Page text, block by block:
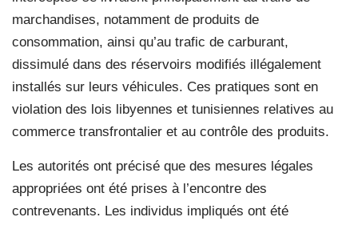
marchandises, notamment de produits de
consommation, ainsi qu’au trafic de carburant,
dissimulé dans des réservoirs modifiés illégalement
installés sur leurs véhicules. Ces pratiques sont en
violation des lois libyennes et tunisiennes relatives au
commerce transfrontalier et au contrôle des produits.
Les autorités ont précisé que des mesures légales
appropriées ont été prises à l’encontre des
contrevenants. Les individus impliqués ont été